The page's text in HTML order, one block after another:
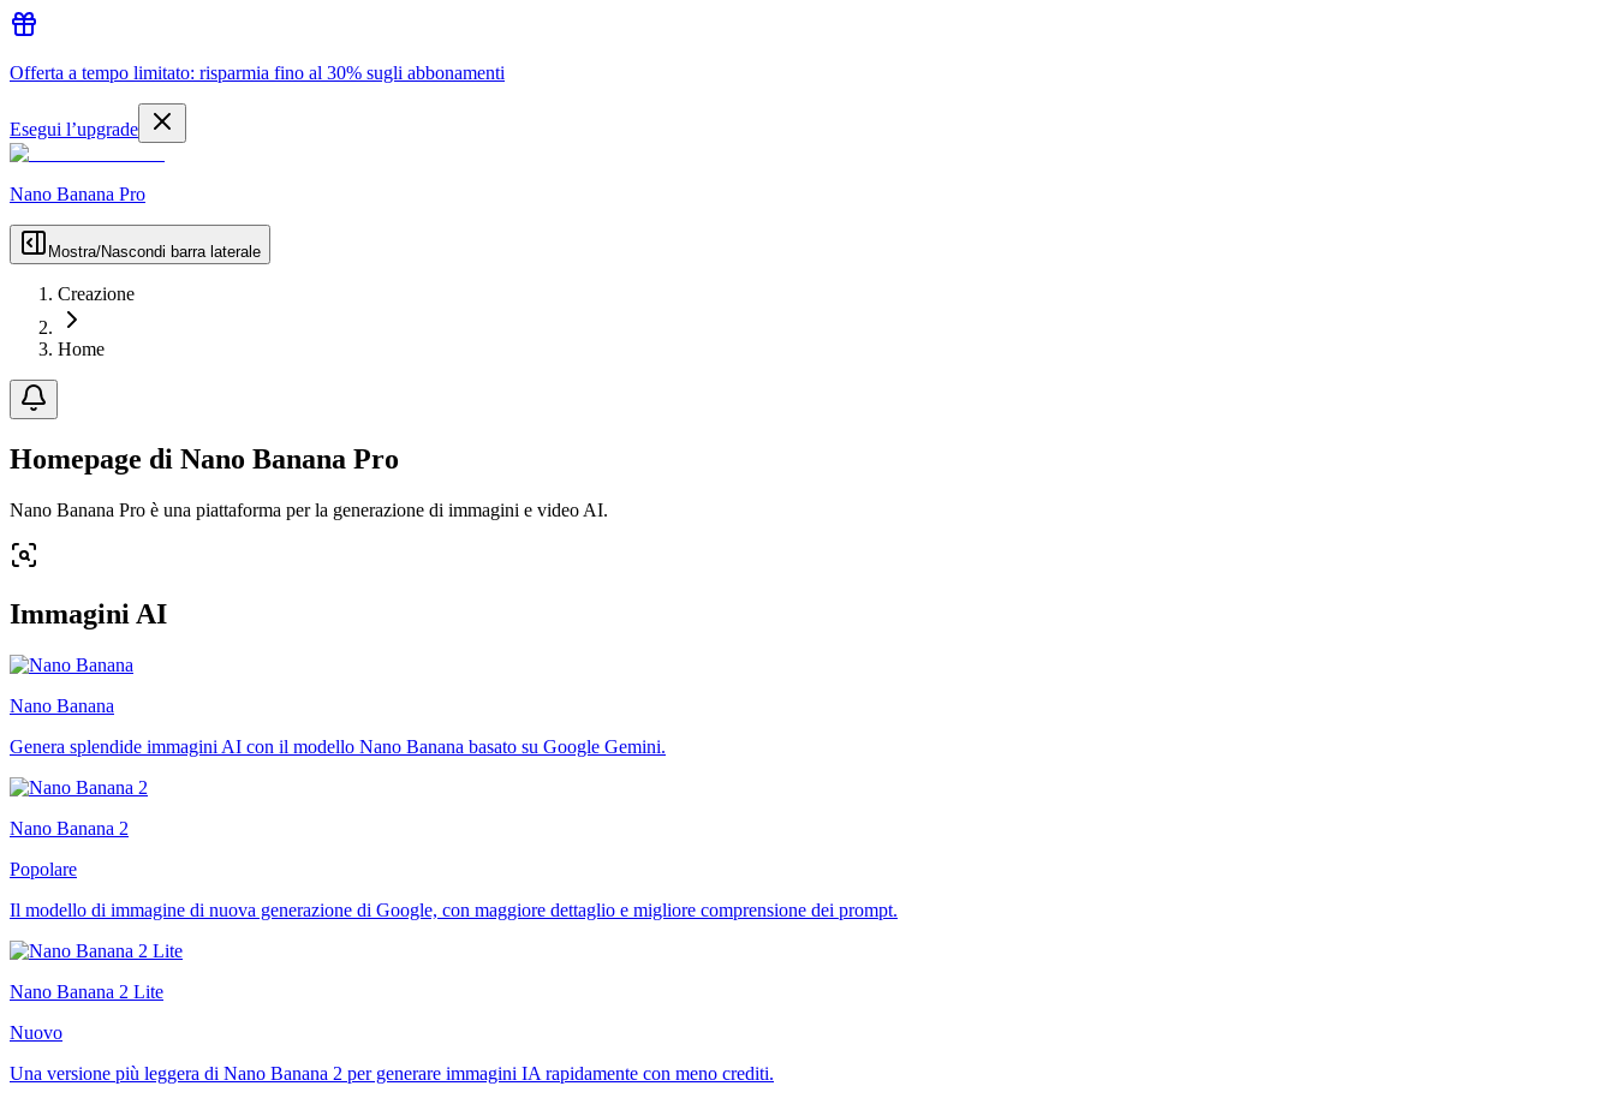
Offerta a tempo limitato: risparmia fino al 30% sugli abbonamenti
Esegui l’upgrade
Nano Banana Pro
Mostra/Nascondi barra laterale
Creazione
Home
Homepage di Nano Banana Pro
Nano Banana Pro è una piattaforma per la generazione di immagini e video AI.
Immagini AI
Nano Banana
Genera splendide immagini AI con il modello Nano Banana basato su Google Gemini.
Nano Banana 2
Popolare
Il modello di immagine di nuova generazione di Google, con maggiore dettaglio e migliore comprensione dei prompt.
Nano Banana 2 Lite
Nuovo
Una versione più leggera di Nano Banana 2 per generare immagini IA rapidamente con meno crediti.